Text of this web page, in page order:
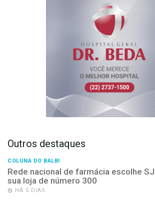
Outros destaques
COLUNA DO BALBI
Rede nacional de farmácia escolhe
sua loja de número 300
HÁ 5 DIAS